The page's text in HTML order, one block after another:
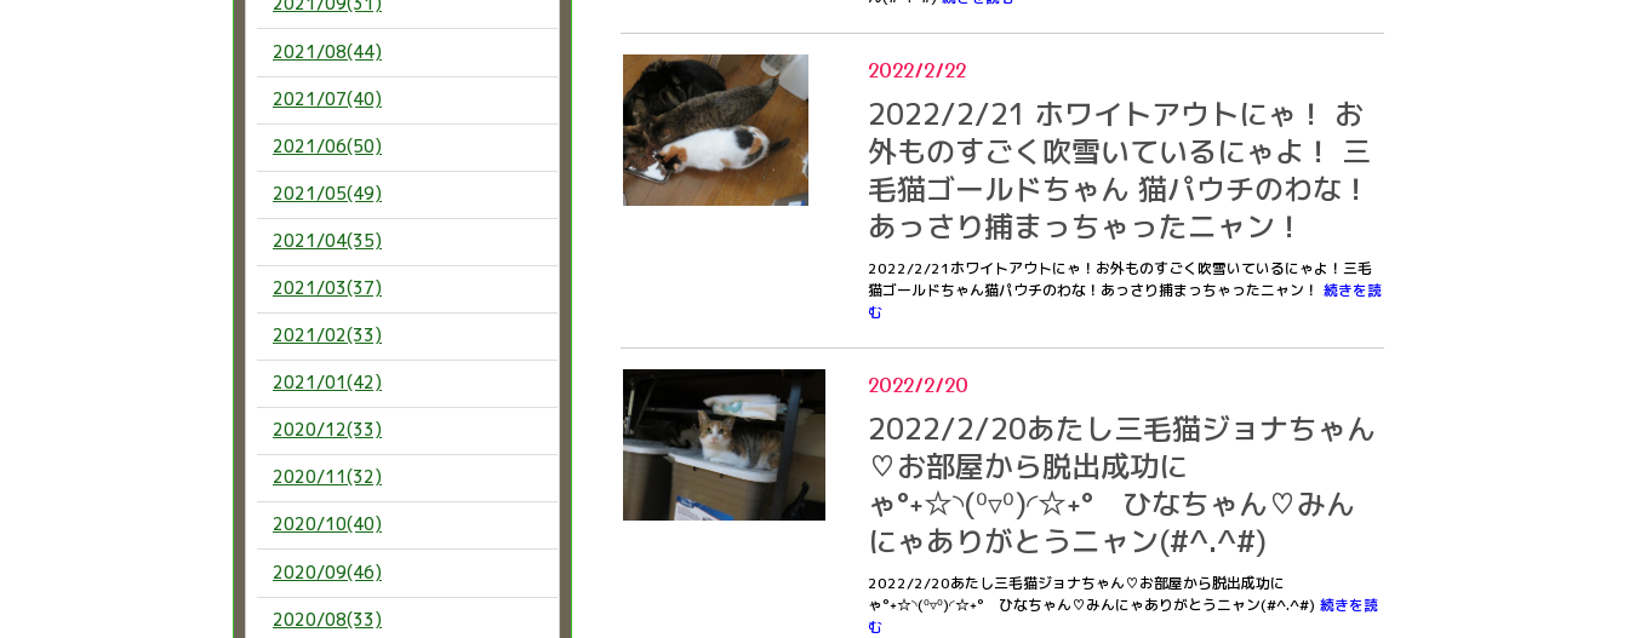
2022/2/22
2022/2/21 ホワイトアウトにゃ！ お
外ものすごく吹雪いているにゃよ！ 三
毛猫ゴールドちゃん 猫パウチのわな！
あっさり捕まっちゃったニャン！
2022/2/21ホワイトアウトにゃ！お外ものすごく吹雪いているにゃよ！三毛
猫ゴールドちゃん猫パウチのわな！あっさり捕まっちゃったニャン！ 続きを読
む
2022/2/20
2022/2/20あたし三毛猫ジョナちゃん
♡お部屋から脱出成功に
ゃ°˖☆◝(⁰▿⁰)◜☆˖° ひなちゃん♡みん
にゃありがとうニャン(#^.^#)
2022/2/20あたし三毛猫ジョナちゃん♡お部屋から脱出成功に
ゃ°˖☆◝(⁰▿⁰)◜☆˖° ひなちゃん♡みんにゃありがとうニャン(#^.^#) 続きを読
む
2021/08(44)
2021/07(40)
2021/06(50)
2021/05(49)
2021/04(35)
2021/03(37)
2021/02(33)
2021/01(42)
2020/12(33)
2020/11(32)
2020/10(40)
2020/09(46)
2020/08(33)